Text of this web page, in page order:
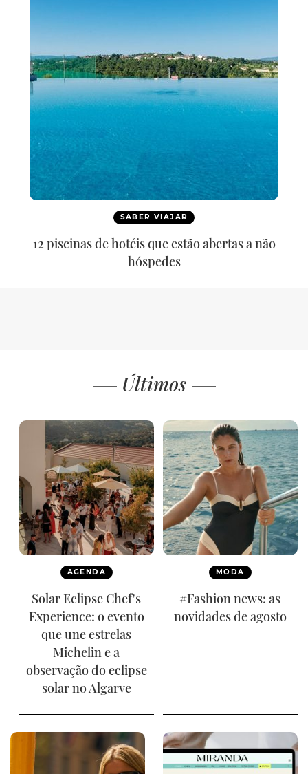
SABER VIAJAR
12 piscinas de hotéis que estão abertas a não
hóspedes
Últimos
AGENDA
Solar Eclipse Chef's
Experience: o evento
que une estrelas
Michelin e a
observação do eclipse
solar no Algarve
MODA
#Fashion news: as
novidades de agosto